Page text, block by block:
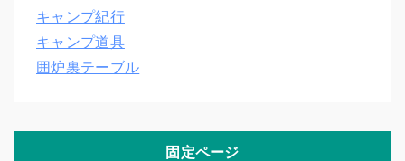
キャンプ紀行
キャンプ道具
囲炉裏テーブル
固定ページ